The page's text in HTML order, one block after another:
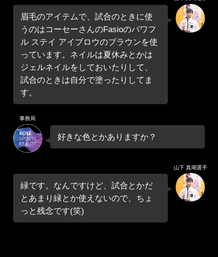
眉毛のアイテムで、試合のときに使
うのはコーセーさんのFasioのパワフ
ル ステイ アイブロウのブラウンを使
っています。ネイルは夏休みとかは
ジェルネイルをしておいたりして、
試合のときは自分で塗ったりしてま
す。
事務局
好きな色とかありますか？
緑です。なんですけど、試合とかだ
とあまり緑とか使えないので、ちょ
っと残念です(笑)
山下 真瑚選手